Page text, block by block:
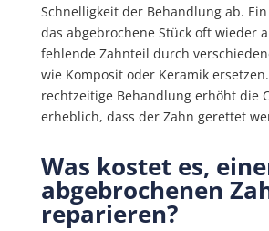
Schnelligkeit der Behandlung ab.
das abgebrochene Stück oft wieder
fehlende Zahnteil durch
wie Komposit oder Keramik
rechtzeitige Behandlung erhöht die
erheblich, dass der Zahn gerettet
Was kostet es,
abgebrochenen
reparieren?